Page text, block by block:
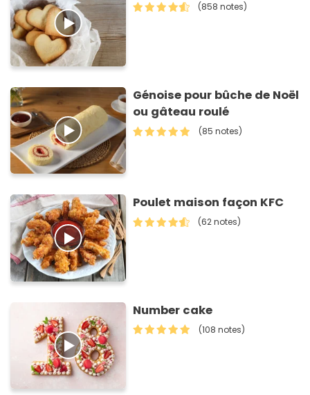
(858 notes)
Génoise pour bûche de Noël
ou gâteau roulé
(85 notes)
Poulet maison façon KFC
(62 notes)
Number cake
(108 notes)